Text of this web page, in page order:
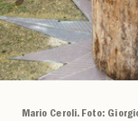
Mario Ceroli. Foto: